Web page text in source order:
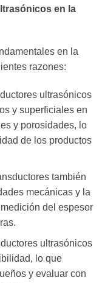
en la
en la
razones:
ultrasónicos
y superficiales en
y porosidades, lo
de los productos
también
mecánicas y la
del espesor
ultrasónicos
lo que
y evaluar con